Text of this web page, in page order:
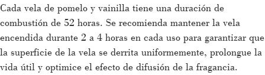
Cada vela de pomelo y vainilla tiene una duración de
combustión de 52 horas. Se recomienda mantener la vela
encendida durante 2 a 4 horas en cada uso para garantizar que
la superficie de la vela se derrita uniformemente, prolongue la
vida útil y optimice el efecto de difusión de la fragancia.